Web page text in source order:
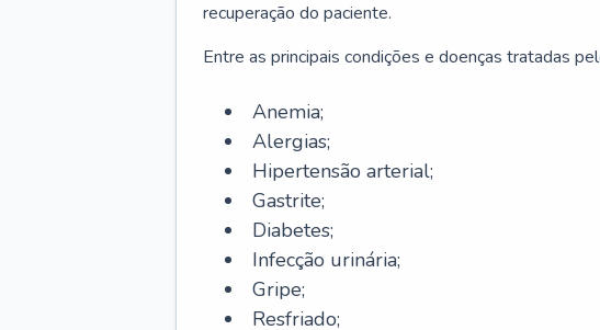
recuperação do paciente.
Entre as principais condições e doenças tratadas
Anemia;
Alergias;
Hipertensão arterial;
Gastrite;
Diabetes;
Infecção urinária;
Gripe;
Resfriado;